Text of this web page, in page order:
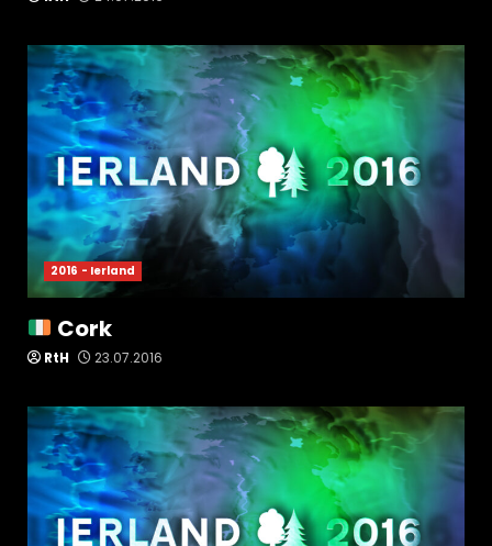
2016 - Ierland
Cork
RtH 23.07.2016